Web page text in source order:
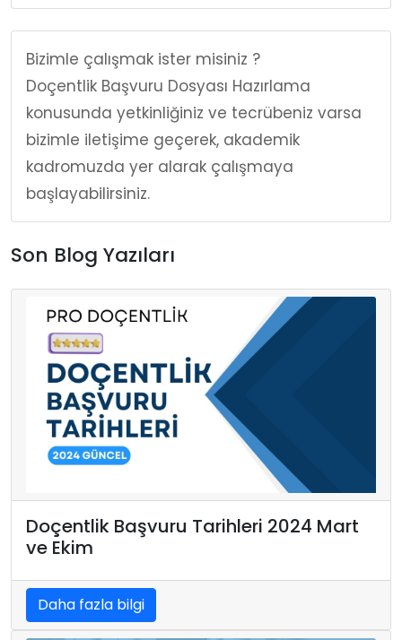
Bizimle çalışmak ister misiniz ?
Doçentlik Başvuru Dosyası Hazırlama
konusunda yetkinliğiniz ve tecrübeniz varsa
bizimle iletişime geçerek, akademik
kadromuzda yer alarak çalışmaya
başlayabilirsiniz.
Son Blog Yazıları
Doçentlik Başvuru Tarihleri 2024 Mart
ve Ekim
Daha fazla bilgi